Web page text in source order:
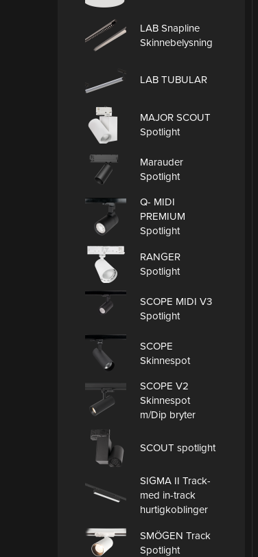
LAB Snapline
Skinnebelysning
LAB TUBULAR
MAJOR SCOUT
Spotlight
Marauder
Spotlight
Q- MIDI
PREMIUM
Spotlight
RANGER
Spotlight
SCOPE MIDI V3
Spotlight
SCOPE
Skinnespot
SCOPE V2
Skinnespot
m/Dip bryter
SCOUT spotlight
SIGMA II Track-
med in-track
hurtigkoblinger
SMÖGEN Track
Spotlight